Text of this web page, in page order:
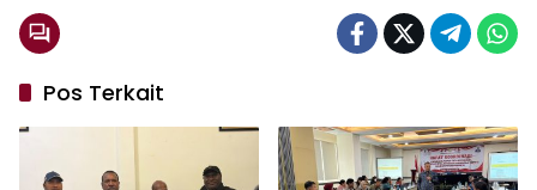
Pos Terkait